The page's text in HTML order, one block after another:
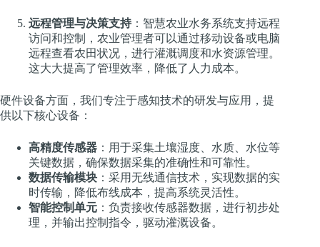
远程管理与决策支持：智慧农业水务系统支持远程
访问和控制，农业管理者可以通过移动设备或电脑
远程查看农田状况，进行灌溉调度和水资源管理。
这大大提高了管理效率，降低了人力成本。
硬件设备方面，我们专注于感知技术的研发与应用，提
供以下核心设备：
高精度传感器 ：用于采集土壤湿度、水质、水位等
关键数据，确保数据采集的准确性和可靠性。
数据传输模块 ：采用无线通信技术，实现数据的实
时传输，降低布线成本，提高系统灵活性。
智能控制单元 ：负责接收传感器数据，进行初步处
理，并输出控制指令，驱动灌溉设备。